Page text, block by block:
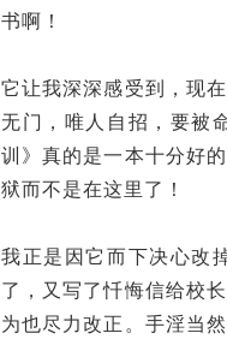
书啊！
它让我深深感受到，现
无门，唯人自招，要被
训》真的是一本十分好
狱而不是在这里了！
我正是因它而下决心改
了，又写了忏悔信给校
为也尽力改正。手淫当